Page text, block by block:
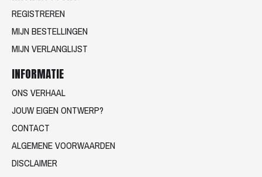
REGISTREREN
MIJN BESTELLINGEN
MIJN VERLANGLIJST
INFORMATIE
ONS VERHAAL
JOUW EIGEN ONTWERP?
CONTACT
ALGEMENE VOORWAARDEN
DISCLAIMER